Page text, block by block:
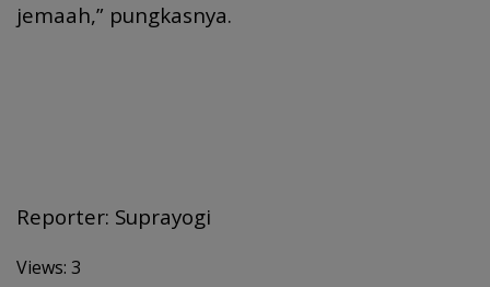
jemaah,” pungkasnya.
Reporter: Suprayogi
Views: 3